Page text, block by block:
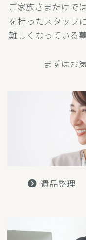
ご家族さまだけで
を持ったスタッフ
難しくなっている
まずはお
遺品整理